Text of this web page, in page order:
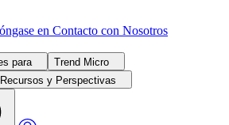
en Contacto con Nosotros
para
Trend Micro
Recursos y Perspectivas